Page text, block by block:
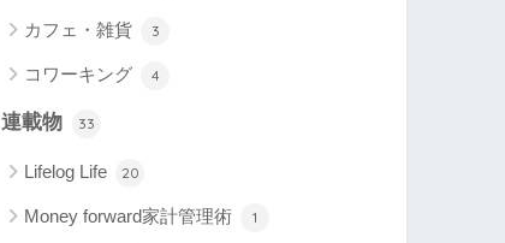
カフェ・雑貨 3
コワーキング 4
連載物 33
Lifelog Life 20
Money forward家計管理術 1